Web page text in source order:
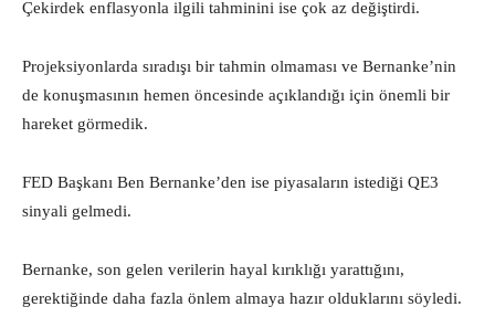
Çekirdek enflasyonla ilgili tahminini ise çok az değiştirdi.
Projeksiyonlarda sıradışı bir tahmin olmaması ve Bernanke’nin
de konuşmasının hemen öncesinde açıklandığı için önemli bir
hareket görmedik.
FED Başkanı Ben Bernanke’den ise piyasaların istediği QE3
sinyali gelmedi.
Bernanke, son gelen verilerin hayal kırıklığı yarattığını,
gerektiğinde daha fazla önlem almaya hazır olduklarını söyledi.